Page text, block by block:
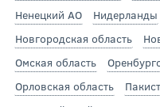
Ненецкий АО
Нидерланды
Новгородская область
Омская область
Орловская область